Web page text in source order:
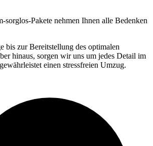
sorglos-Pakete nehmen Ihnen alle Bedenken
bis zur Bereitstellung des optimalen
hinaus, sorgen wir uns um jedes Detail im
einen stressfreien Umzug.